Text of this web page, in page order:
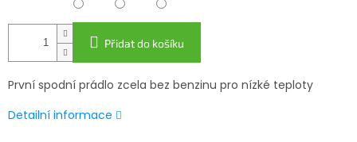
Přidat do košíku
První spodní prádlo zcela bez benzinu pro nízké teploty
Detailní informace